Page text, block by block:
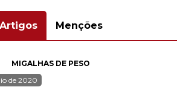
Artigos Menções
MIGALHAS DE PESO
de 2020